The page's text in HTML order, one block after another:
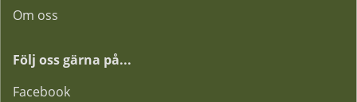
Om oss
Följ oss gärna på...
Facebook